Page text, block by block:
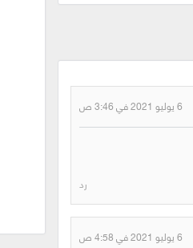
6 يوليو 2021 في 3:46 ص
رد
6 يوليو 2021 في 4:58 ص